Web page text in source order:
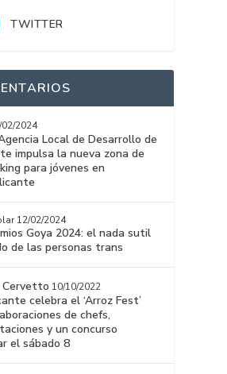
TWITTER
02/2024
Local de Desarrollo de
impulsa la nueva zona de
para jóvenes en
12/02/2024
Goya 2024: el nada sutil
de las personas trans
Cervetto 10/10/2022
celebra el ‘Arroz Fest’
de chefs,
y un concurso
el sábado 8